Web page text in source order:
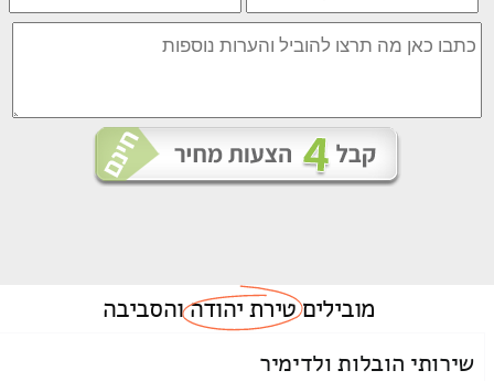
מוביליםטירת יהודהוהסביבה
שירותי הובלות ולדימיר